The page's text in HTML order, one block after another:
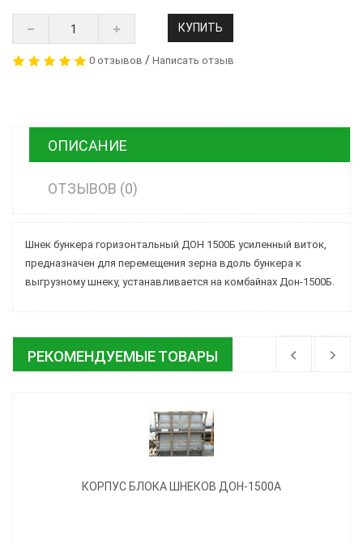
КУПИТЬ
0 отзывов / Написать отзыв
ОПИСАНИЕ
ОТЗЫВОВ (0)
Шнек бункера горизонтальный ДОН 1500Б усиленный виток,
предназначен для перемещения зерна вдоль бункера к
выгрузному шнеку, устанавливается на комбайнах Дон-1500Б.
РЕКОМЕНДУЕМЫЕ ТОВАРЫ
КОРПУС БЛОКА ШНЕКОВ ДОН-1500А